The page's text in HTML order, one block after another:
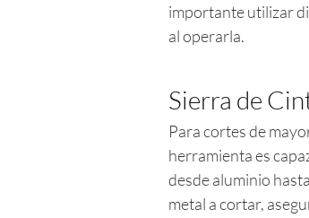
importante utilizar
al operarla.
Sierra de
Para cortes de
herramienta es
desde aluminio
metal a cortar,